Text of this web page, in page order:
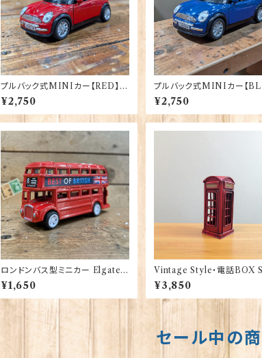
プルバック式MINIカー【RED】A
＆W Gifts 40175（22-11）
¥2,750
プルバック式MINIカー【
A＆W Gifts 40176（22-12
¥2,750
ロンドンバス型ミニカー Elgate
Products 40174
¥1,650
Vintage Style・電話BOX
NW1London 40170
¥3,850
セール中の